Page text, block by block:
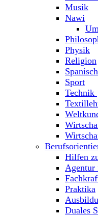
Musik
Nawi
Physik
Religion
Spanisch
Sport
Technik
Hilfen
Praktika
Duales